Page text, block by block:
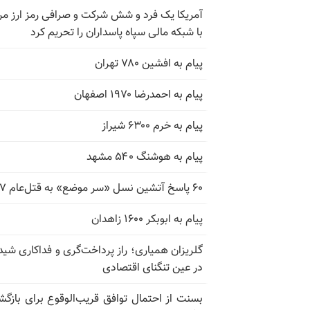
آمریکا یک فرد و شش شرکت و صرافی رمز ارز
با شبکه مالی سپاه پاسداران را تحریم کرد
پیام به افشین ۷۸۰ تهران
پیام به احمدرضا ۱۹۷۰ اصفهان
پیام به خرم ۶۳۰۰ شیراز
پیام به هوشنگ ۵۴۰ مشهد
۶۰ پاسخ آتشین نسل «سر موضع» به قتل‌عام ۶۷
پیام به ابوبکر ۱۶۰۰ زاهدان
گلریزان همیاری؛ راز پرداخت‌گری و فداکاری
در عین تنگنای اقتصادی
بسنت از احتمال توافق قریب‌الوقوع برای